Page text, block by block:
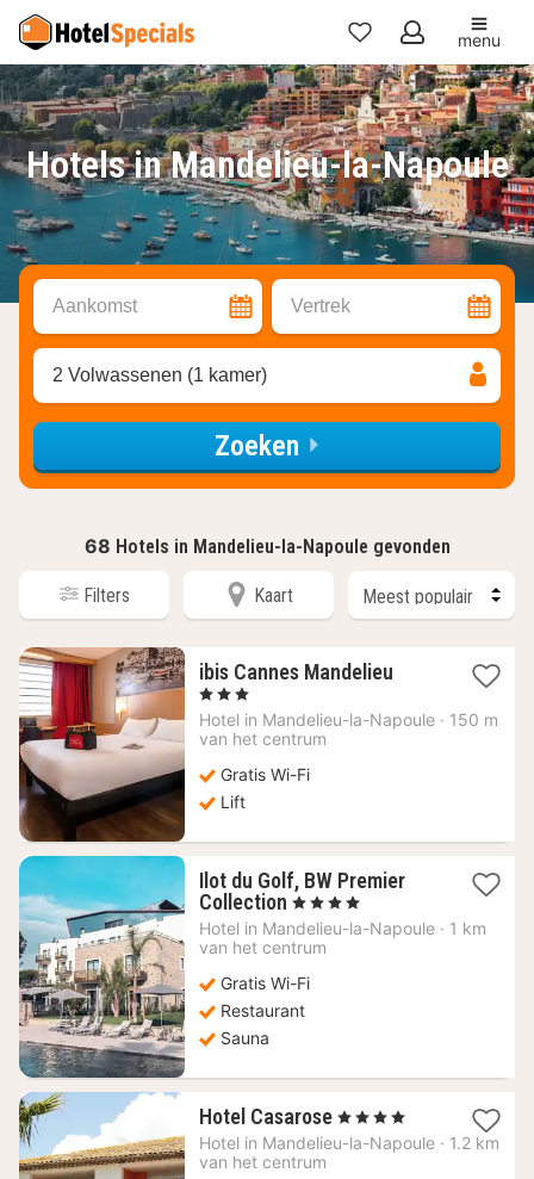
Mijn
favorieten
menu
Hotels in Mandelieu-la-Napoule
Aankomst Vertrek
2 Volwassenen (1 kamer)
Zoeken
68 Hotels in Mandelieu-la-Napoule gevonden
Filters Kaart
ibis Cannes Mandelieu1
vanaf
72,72
, 3 Sterren
Hotel in Mandelieu-la-Napoule · 150 m
van het centrum
Gratis Wi-Fi
Lift
Ilot du Golf, BW Premier
Collection 1
nacht
vanaf
€
, 4 Sterren
Hotel in Mandelieu-la-Napoule · 1 km
van het centrum
Gratis Wi-Fi
Restaurant
Sauna
Hotel Casarose 1
nacht
, 4 Sterren
Hotel in Mandelieu-la-Napoule · 1.2 km
van het centrum